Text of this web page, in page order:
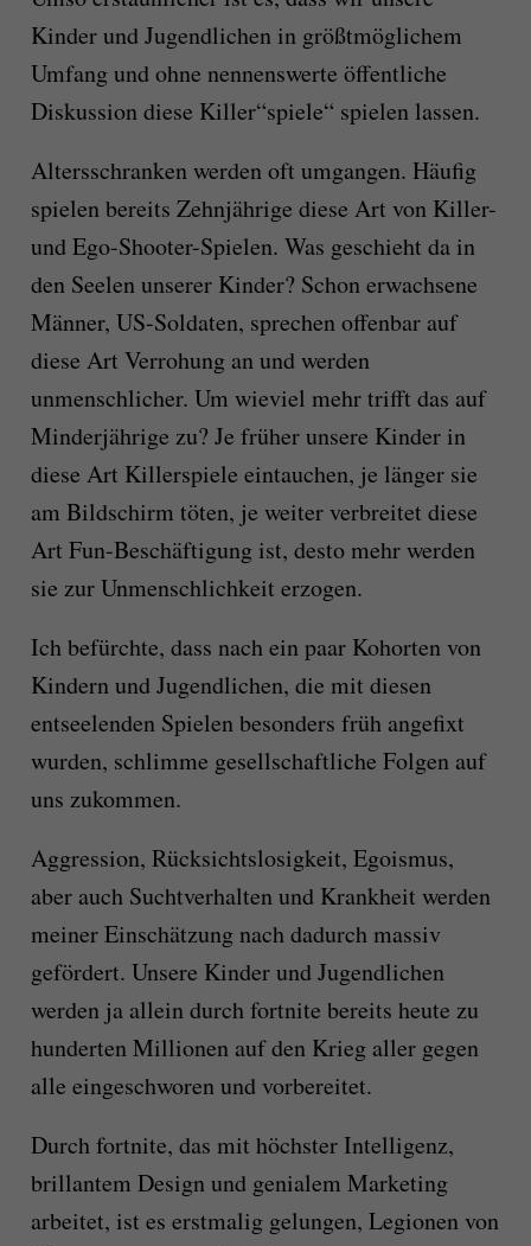
Kinder und Jugendlichen in größtmöglichem
Umfang und ohne nennenswerte öffentliche
Diskussion diese Killer“spiele“ spielen lassen.
Altersschranken werden oft umgangen. Häufig
spielen bereits Zehnjährige diese Art von Killer-
und Ego-Shooter-Spielen. Was geschieht da in
den Seelen unserer Kinder? Schon erwachsene
Männer, US-Soldaten, sprechen offenbar auf
diese Art Verrohung an und werden
unmenschlicher. Um wieviel mehr trifft das auf
Minderjährige zu? Je früher unsere Kinder in
diese Art Killerspiele eintauchen, je länger sie
am Bildschirm töten, je weiter verbreitet diese
Art Fun-Beschäftigung ist, desto mehr werden
sie zur Unmenschlichkeit erzogen.
Ich befürchte, dass nach ein paar Kohorten von
Kindern und Jugendlichen, die mit diesen
entseelenden Spielen besonders früh angefixt
wurden, schlimme gesellschaftliche Folgen auf
uns zukommen.
Aggression, Rücksichtslosigkeit, Egoismus,
aber auch Suchtverhalten und Krankheit werden
meiner Einschätzung nach dadurch massiv
gefördert. Unsere Kinder und Jugendlichen
werden ja allein durch fortnite bereits heute zu
hunderten Millionen auf den Krieg aller gegen
alle eingeschworen und vorbereitet.
Durch fortnite, das mit höchster Intelligenz,
brillantem Design und genialem Marketing
arbeitet, ist es erstmalig gelungen, Legionen von